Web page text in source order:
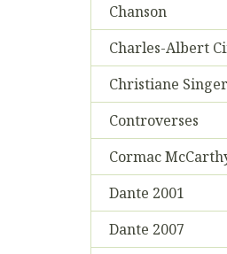
Chanson
Charles-Albert
Christiane Singer
Controverses
Cormac
Dante 2001
Dante 2007